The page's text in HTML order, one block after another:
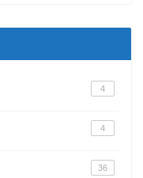
4
4
36